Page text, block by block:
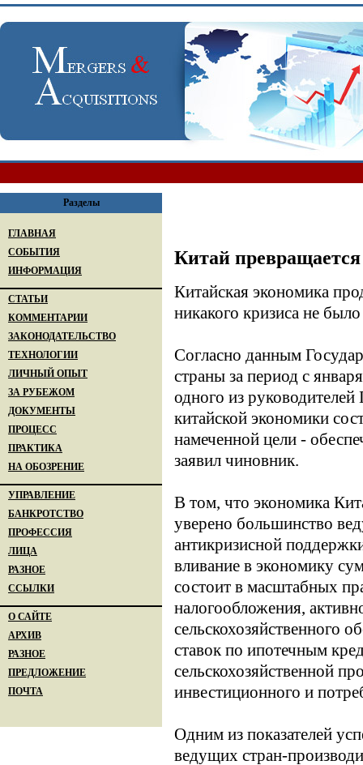
Разделы
ГЛАВНАЯ
СОБЫТИЯ
ИНФОРМАЦИЯ
СТАТЬИ
КОММЕНТАРИИ
ЗАКОНОДАТЕЛЬСТВО
ТЕХНОЛОГИИ
ЛИЧНЫЙ ОПЫТ
ЗА РУБЕЖОМ
ДОКУМЕНТЫ
ПРОЦЕСС
ПРАКТИКА
НА ОБОЗРЕНИЕ
УПРАВЛЕНИЕ
БАНКРОТСТВО
ПРОФЕССИЯ
ЛИЦА
РАЗНОЕ
ССЫЛКИ
О САЙТЕ
АРХИВ
РАЗНОЕ
ПРЕДЛОЖЕНИЕ
ПОЧТА
Китай
Китайская экономика
никакого кризиса не
Согласно данным
страны за период с
одного из
китайской экономики
намеченной цели -
заявил чиновник.
В том, что экономика
уверено большинство
антикризисной
вливание в экономику
состоит в масштабных
налогообложения,
сельскохозяйственного
ставок по ипотечным
сельскохозяйственной
инвестиционного и
Одним из показателей
ведущих стран-